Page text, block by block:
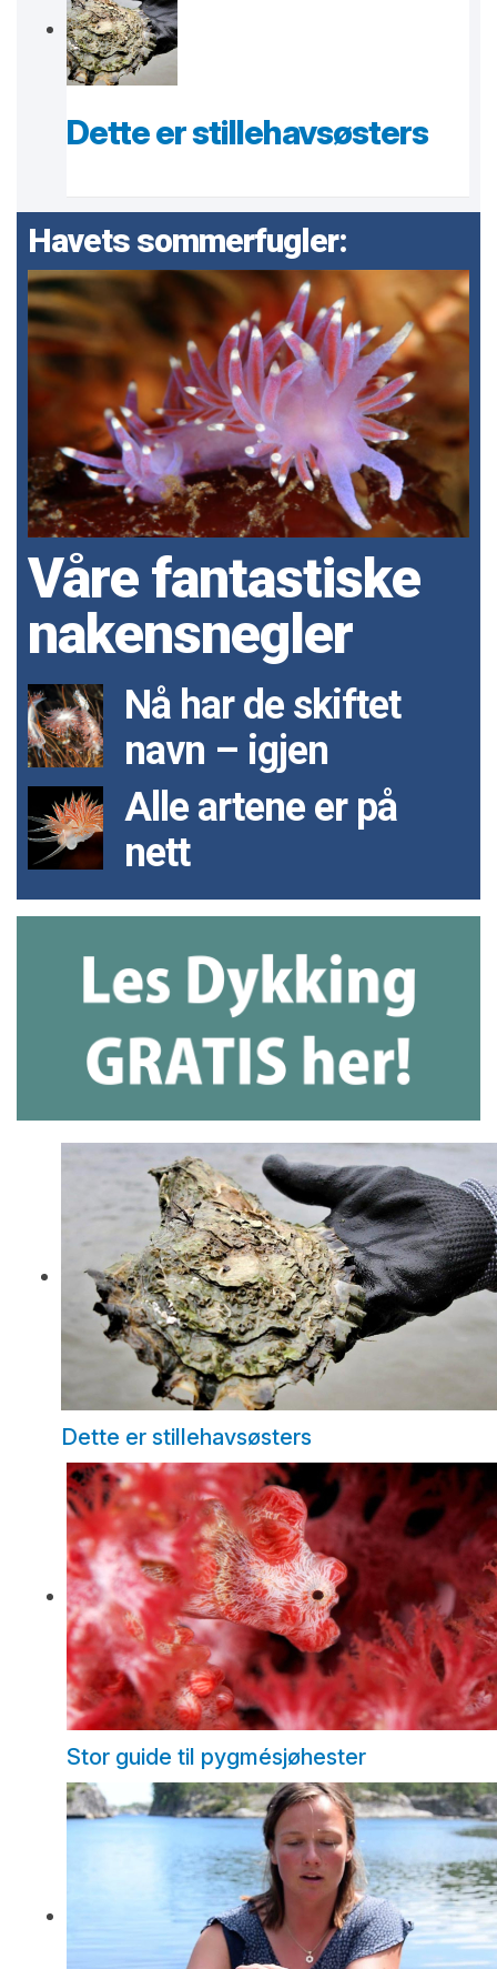
Dette er stillehavsøsters
Havets sommerfugler:
Våre fantastiske
nakensnegler
Nå har de skiftet
navn – igjen
Alle artene er på
nett
Dette er stillehavsøsters
Stor guide til pygmésjøhester